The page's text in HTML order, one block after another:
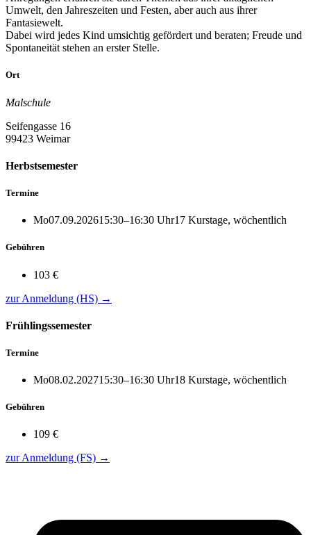
Umwelt, den Jahreszeiten und Festen, aber auch aus ihrer
Fantasiewelt.
Dabei wird jedes Kind umsichtig gefördert und beraten; Freude und
Spontaneität stehen an erster Stelle.
Ort
Malschule
Seifengasse 16
99423 Weimar
Herbstsemester
Termine
Mo07.09.202615:30–16:30 Uhr17 Kurstage, wöchentlich
Gebühren
103 €
zur Anmeldung (HS) →
Frühlingssemester
Termine
Mo08.02.202715:30–16:30 Uhr18 Kurstage, wöchentlich
Gebühren
109 €
zur Anmeldung (FS) →